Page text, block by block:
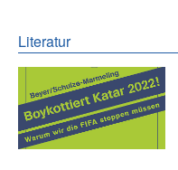
Literatur